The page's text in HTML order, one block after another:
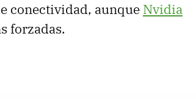
conectividad, aunque Nvidia
forzadas.